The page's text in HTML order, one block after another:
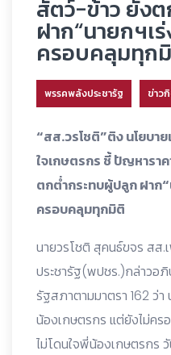
สัตว์-ข้าว ยัง
ฝาก“นายกฯเ
ครอบคลุมทุก
พรรคพลังประชารัฐ ข่าว
“สส.วรโชติ”ติง นโยบา
ใจเกษตรกร ชี้ ปัญหารา
ตกต่ำกระทบผู้ปลูก ฝาก
ครอบคลุมทุกมิติ
นายวรโชติ สุคนธ์ขจร ส
ประชารัฐ(พปชร.)กล่าวอภิ
รัฐสภาตามมาตรา 162 ว่
น้องเกษตรกร แต่ยังไม่ค
ไม่โดนใจพี่น้องเกษตรกร